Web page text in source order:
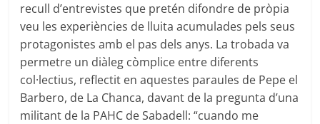
recull d’entrevistes que pretén difondre de pròpia
veu les experiències de lluita acumulades pels seus
protagonistes amb el pas dels anys. La trobada va
permetre un diàleg còmplice entre diferents
col·lectius, reflectit en aquestes paraules de Pepe el
Barbero, de La Chanca, davant de la pregunta d’una
militant de la PAHC de Sabadell: “cuando me